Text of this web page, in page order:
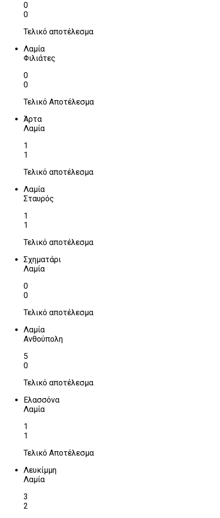
0
0
Τελικό αποτέλεσμα
Λαμία
Φιλιάτες
0
0
Τελικό Αποτέλεσμα
Άρτα
Λαμία
1
1
Τελικό αποτέλεσμα
Λαμία
Σταυρός
1
1
Τελικό αποτέλεσμα
Σχηματάρι
Λαμία
0
0
Τελικό αποτέλεσμα
Λαμία
Ανθούπολη
5
0
Τελικό αποτέλεσμα
Ελασσόνα
Λαμία
1
1
Τελικό Αποτέλεσμα
Λευκίμμη
Λαμία
3
2